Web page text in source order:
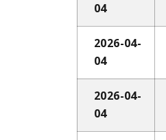
04
2026-04-
04
2026-04-
04